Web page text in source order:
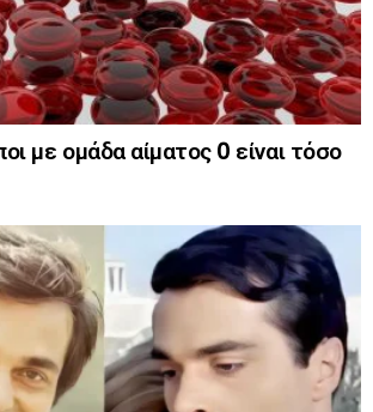
με ομάδα αίματος 0 είναι τόσο